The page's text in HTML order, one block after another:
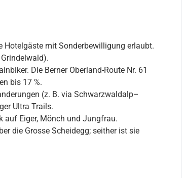
Hotelgäste mit Sonderbewilligung erlaubt.
Die Berner Oberland-Route Nr. 61
bis 17 %.
(z. B. via Schwarzwaldalp–
Ultra Trails.
auf Eiger, Mönch und Jungfrau.
die Grosse Scheidegg; seither ist sie